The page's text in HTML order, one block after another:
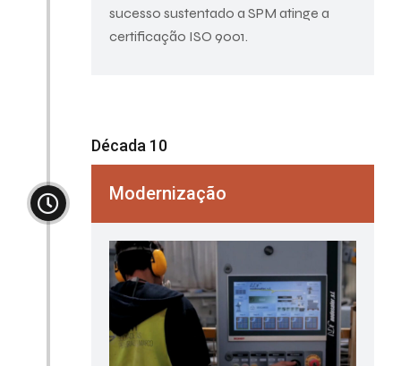
sucesso sustentado a SPM atinge a
certificação ISO 9001.
Década 10
Modernização